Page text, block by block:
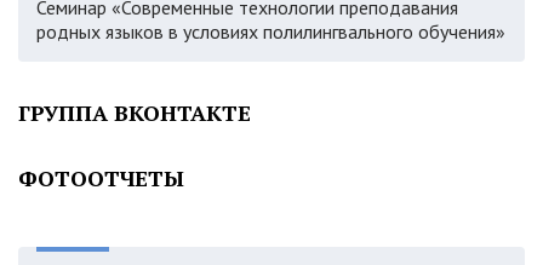
Семинар «Современные технологии преподавания
родных языков в условиях полилингвального обучения»
ГРУППА ВКОНТАКТЕ
ФОТООТЧЕТЫ